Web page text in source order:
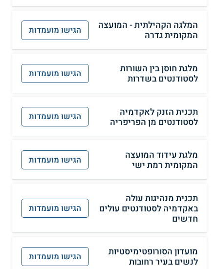
המלגה הקהילתית - המועצה
המקומית גדרה
הגישו מועמדות
מלגת חוסן בין השורות
לסטודנטים בשדרות
הגישו מועמדות
תכנית הזנק לאקדמיה
לסטודנטים מן הפריפריה
הגישו מועמדות
מלגת עידוד המועצה
המקומית רמת ישי
הגישו מועמדות
תכנית מנהיגות עולה
באקדמיה לסטודנטים עולים
חדשים
הגישו מועמדות
מועדון הסורופטימיסטיות
לנשים בעיר רחובות
הגישו מועמדות